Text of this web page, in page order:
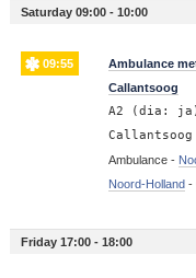
Saturday 09:00 - 10:00
09:55
Ambulance
Callantsoog
A2 (dia: ja)
Callantsoog
Ambulance -
Noord-Holland-
Friday 17:00 - 18:00